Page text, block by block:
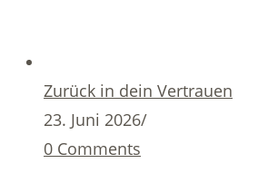
Zurück in dein Vertrauen
23. Juni 2026/
0 Comments